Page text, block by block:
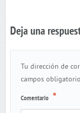
Deja una
Tu dirección de
campos
Comentario *